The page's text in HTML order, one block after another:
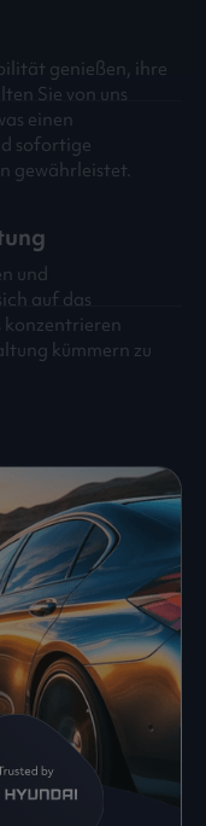
genießen, ihre
Sie von uns
einen
sofortige
gewährleistet.
und
auf das
konzentrieren
kümmern zu